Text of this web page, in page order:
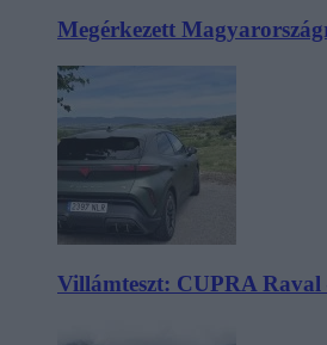
Megérkezett
Villámteszt: CUPRA Raval